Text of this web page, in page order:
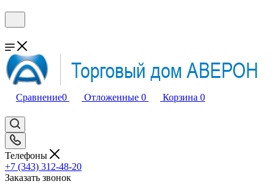
Сравнение0 Отложенные 0 Корзина 0
Телефоны
+7 (343) 312-48-20
Заказать звонок